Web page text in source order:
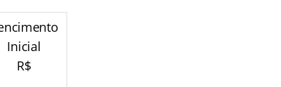
Inicial
R$